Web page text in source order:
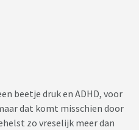
beetje druk en ADHD, voor
dat komt misschien door
zo vreselijk meer dan